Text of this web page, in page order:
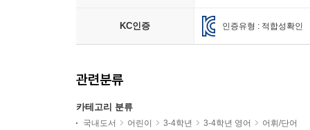
KC인증 인증유형 : 적합성확인
관련분류
카테고리 분류
국내도서 어린이 3-4학년 3-4학년 영어
어휘/단어